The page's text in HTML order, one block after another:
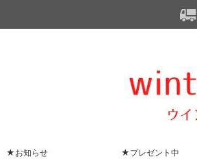
★お知らせ ★プレゼント中